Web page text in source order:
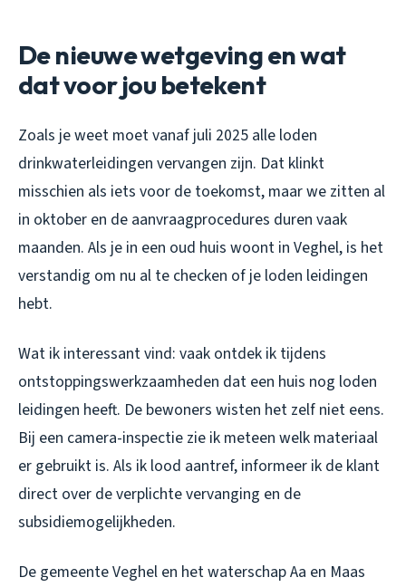
De nieuwe wetgeving en wat
dat voor jou betekent
Zoals je weet moet vanaf juli 2025 alle loden
drinkwaterleidingen vervangen zijn. Dat klinkt
misschien als iets voor de toekomst, maar we zitten al
in oktober en de aanvraagprocedures duren vaak
maanden. Als je in een oud huis woont in Veghel, is het
verstandig om nu al te checken of je loden leidingen
hebt.
Wat ik interessant vind: vaak ontdek ik tijdens
ontstoppingswerkzaamheden dat een huis nog loden
leidingen heeft. De bewoners wisten het zelf niet eens.
Bij een camera-inspectie zie ik meteen welk materiaal
er gebruikt is. Als ik lood aantref, informeer ik de klant
direct over de verplichte vervanging en de
subsidiemogelijkheden.
De gemeente Veghel en het waterschap Aa en Maas